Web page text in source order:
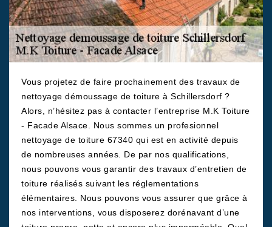
Vous projetez de faire prochainement des travaux de
nettoyage démoussage de toiture à Schillersdorf ?
Alors, n’hésitez pas à contacter l’entreprise M.K Toiture
- Facade Alsace. Nous sommes un profesionnel
nettoyage de toiture 67340 qui est en activité depuis
de nombreuses années. De par nos qualifications,
nous pouvons vous garantir des travaux d’entretien de
toiture réalisés suivant les réglementations
élémentaires. Nous pouvons vous assurer que grâce à
nos interventions, vous disposerez dorénavant d’une